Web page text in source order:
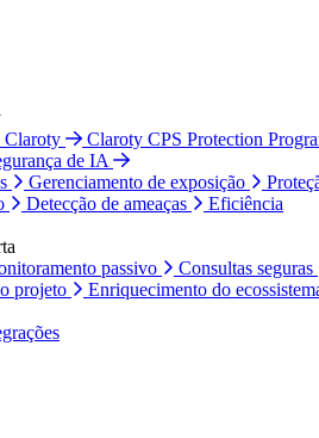
Claroty
Claroty CPS Protection
de IA
Gerenciamento de exposição
Detecção de ameaças
Eficiência
passivo
Consultas seguras
projeto
Enriquecimento do